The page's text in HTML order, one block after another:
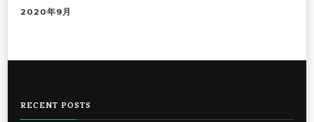
2020年9月
RECENT POSTS